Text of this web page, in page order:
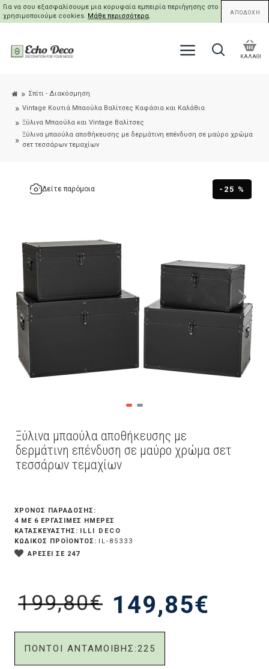
Για να σου εξασφαλίσουμε μια κορυφαία εμπειρία περιήγησης στο site μας,
χρησιμοποιούμε cookies. Μάθε περισσότερα. ΑΠΟΔΟΧΗ
ΚΑΛΑΘΙ
Σπίτι - Διακόσμηση
Vintage Κουτιά Μπαούλα Βαλίτσες Καφάσια και Καλάθια
Ξύλινα Μπαούλα και Vintage Βαλίτσες
Ξύλινα μπαούλα αποθήκευσης με δερμάτινη επένδυση σε μαύρο χρώμα
σετ τεσσάρων τεμαχίων
-25 %
Δείτε παρόμοια
Ξύλινα μπαούλα αποθήκευσης με
δερμάτινη επένδυση σε μαύρο χρώμα σετ
τεσσάρων τεμαχίων
149,85€
199,80€
ΠΟΝΤΟΙ ΑΝΤΑΜΟΙΒΗΣ:225
ΧΡΟΝΟΣ ΠΑΡΑΔΟΣΗΣ:
4 ΜΕ 6 ΕΡΓΆΣΙΜΕΣ ΗΜΈΡΕΣ
ΚΑΤΑΣΚΕΥΑΣΤΗΣ: ILLI DECO
ΚΩΔΙΚΟΣ ΠΡΟΪΟΝΤΟΣ: IL-85333
ΑΡΕΣΕΙ ΣΕ 247